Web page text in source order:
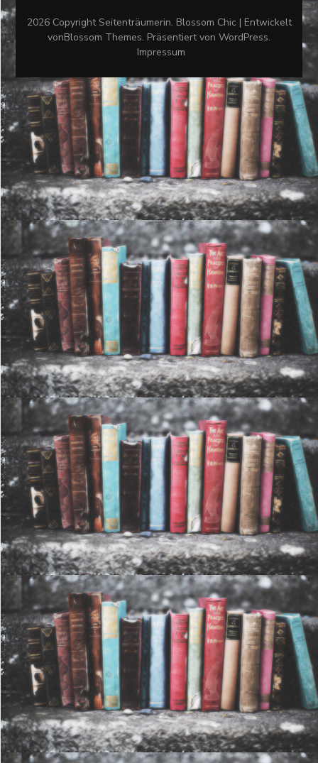
2026 CopyrightSeitenträumerin. Blossom Chic | Entwickelt
vonBlossom Themes. Präsentiert von WordPress.
Impressum